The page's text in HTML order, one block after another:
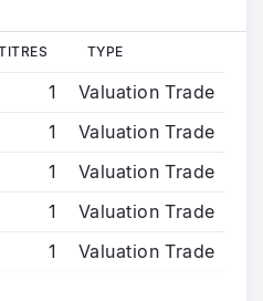
TYPE
1
Valuation Trade
1
Valuation Trade
1
Valuation Trade
1
Valuation Trade
1 Valuation Trade